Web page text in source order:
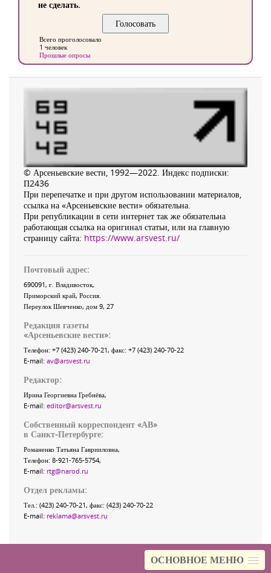
ОСНОВНОЕ МЕНЮ
не сделать.
Всего проголосовало
1 человек
Прошлые опросы
© Арсеньевские вести, 1992—2022. Индекс подписки:
П2436
При перепечатке и при другом использовании материалов,
ссылка на «Арсеньевские вести» обязательна.
При републикации в сети интернет так же обязательна
работающая ссылка на оригинал статьи, или на главную
страницу сайта: https://www.arsvest.ru/
Почтовый адрес:
690091, г. Владивосток,
Приморский край, Россия
Переулок Шевченко, дом 9, 27
Редакция газеты
«Арсеньевские вести»:
Телефон: +7 (423) 240-70-21, факс: +7 (423) 240-70-22
E-mail: av@arsvest.ru
Редактор:
Ирина Георгиевна Гребнёва,
E-mail: editor@arsvest.ru
Собственный корреспондент «АВ»
в Санкт-Петербурге:
Романенко Татьяна Гаврииловна,
Телефон: 8-921-765-5754,
E-mail: rtg@narod.ru
Отдел рекламы:
Тел.: (423) 240-70-21, факс: (423) 240-70-22
E-mail: reklama@arsvest.ru